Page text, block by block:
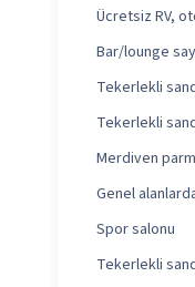
Ücretsiz RV,
Bar/lounge
Tekerlekli
Tekerlekli
Merdiven
Genel
Spor salonu
Tekerlekli